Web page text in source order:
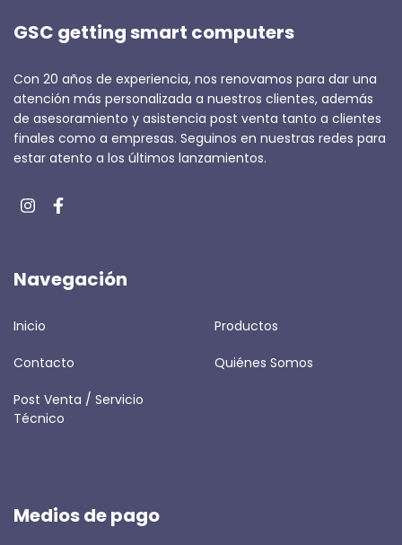
GSC getting smart computers
Con 20 años de experiencia, nos renovamos para dar una
atención más personalizada a nuestros clientes, además
de asesoramiento y asistencia post venta tanto a clientes
finales como a empresas. Seguinos en nuestras redes para
estar atento a los últimos lanzamientos.
Navegación
Inicio Productos
Contacto Quiénes Somos
Post Venta / Servicio
Técnico
Medios de pago